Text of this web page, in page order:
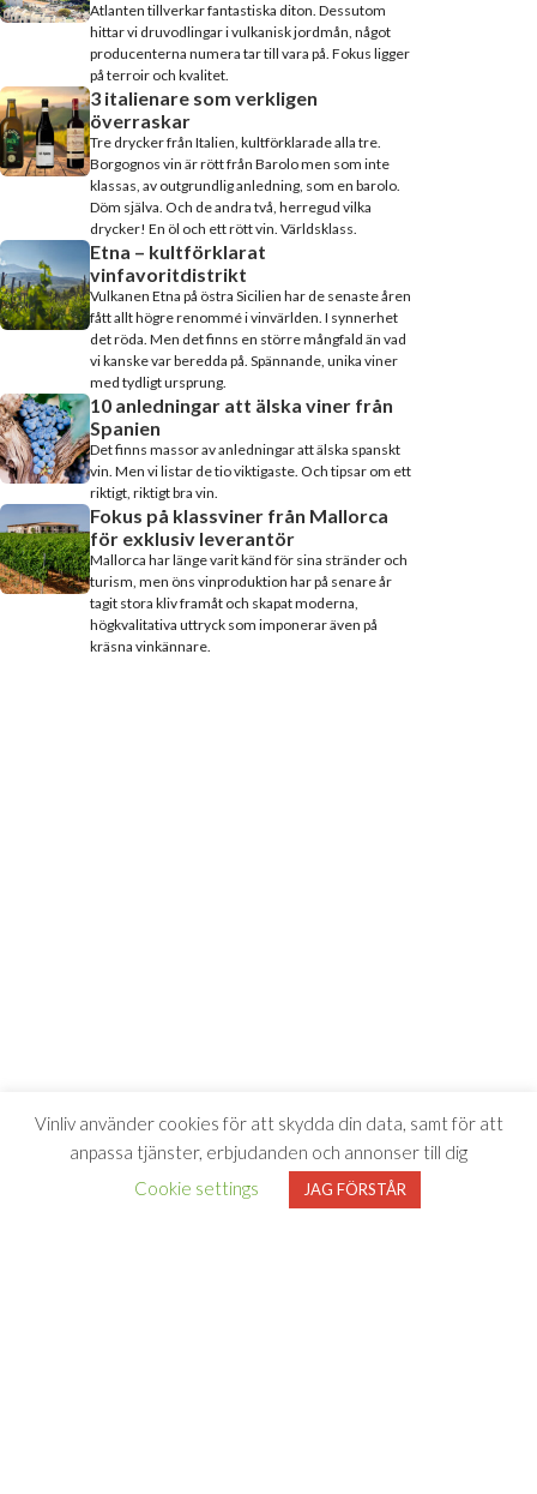
Atlanten tillverkar fantastiska diton. Dessutom
hittar vi druvodlingar i vulkanisk jordmån, något
producenterna numera tar till vara på. Fokus ligger
på terroir och kvalitet.
3 italienare som verkligen
överraskar
Tre drycker från Italien, kultförklarade alla tre.
Borgognos vin är rött från Barolo men som inte
klassas, av outgrundlig anledning, som en barolo.
Döm själva. Och de andra två, herregud vilka
drycker! En öl och ett rött vin. Världsklass.
Etna – kultförklarat
vinfavoritdistrikt
Vulkanen Etna på östra Sicilien har de senaste åren
fått allt högre renommé i vinvärlden. I synnerhet
det röda. Men det finns en större mångfald än vad
vi kanske var beredda på. Spännande, unika viner
med tydligt ursprung.
10 anledningar att älska viner från
Spanien
Det finns massor av anledningar att älska spanskt
vin. Men vi listar de tio viktigaste. Och tipsar om ett
riktigt, riktigt bra vin.
Fokus på klassviner från Mallorca
för exklusiv leverantör
Mallorca har länge varit känd för sina stränder och
turism, men öns vinproduktion har på senare år
tagit stora kliv framåt och skapat moderna,
högkvalitativa uttryck som imponerar även på
kräsna vinkännare.
Vinliv använder cookies för att skydda din data, samt för att
anpassa tjänster, erbjudanden och annonser till dig
Cookie settings
JAG FÖRSTÅR